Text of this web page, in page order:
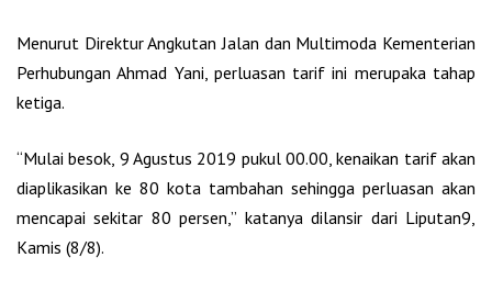
Menurut Direktur Angkutan Jalan dan Multimoda Kementerian
Perhubungan Ahmad Yani, perluasan tarif ini merupaka tahap
ketiga.
“Mulai besok, 9 Agustus 2019 pukul 00.00, kenaikan tarif akan
diaplikasikan ke 80 kota tambahan sehingga perluasan akan
mencapai sekitar 80 persen,” katanya dilansir dari Liputan9,
Kamis (8/8).